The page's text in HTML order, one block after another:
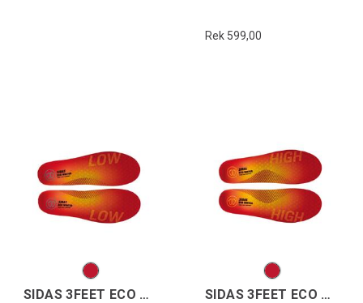
Rek 599,00
SIDAS 3FEET ECO WINTER LOW SIDAS 3FEET ECO WINTER HIGH